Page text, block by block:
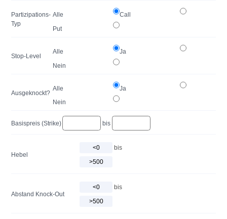
Partizipations-
Typ
Alle
Call
Put
Stop-Level
Alle
Ja
Nein
Ausgeknockt?
Alle
Ja
Nein
Basispreis (Strike) bis
Hebel
bis
Abstand Knock-Out
bis